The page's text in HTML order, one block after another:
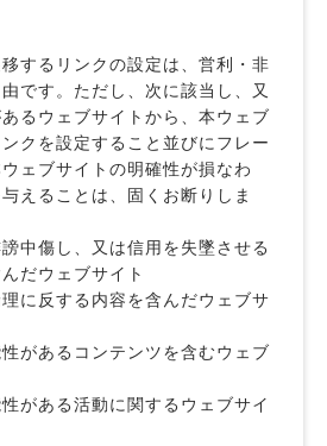
するリンクの設定は、営利・非
です。ただし、次に該当し、又
るウェブサイトから、本ウェブ
クを設定すること並びにフレー
ェブサイトの明確性が損なわ
えることは、固くお断りしま
中傷し、又は信用を失墜させる
だウェブサイト
に反する内容を含んだウェブサ
があるコンテンツを含むウェブ
がある活動に関するウェブサイ